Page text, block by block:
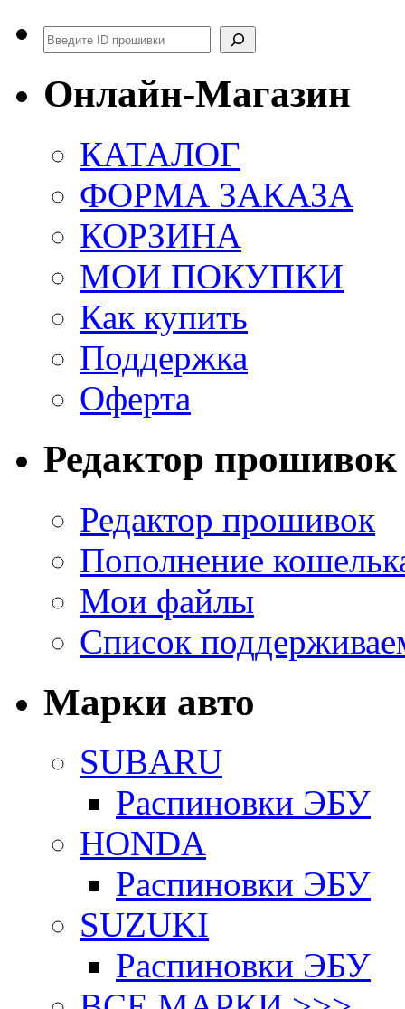
Поиск
Онлайн-Магазин
КАТАЛОГ
ФОРМА ЗАКАЗА
КОРЗИНА
МОИ ПОКУПКИ
Как купить
Поддержка
Оферта
Редактор прошивок
Редактор прошивок
Пополнение
Мои файлы
Список
Марки авто
SUBARU
Распиновки ЭБУ
HONDA
Распиновки ЭБУ
SUZUKI
Распиновки ЭБУ